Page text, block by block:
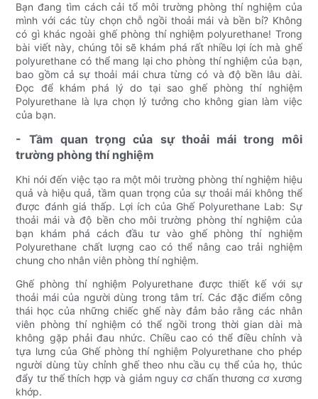
Bạn đang tìm cách cải tổ môi trường phòng thí nghiệm của
mình với các tùy chọn chỗ ngồi thoải mái và bền bỉ? Không
có gì khác ngoài ghế phòng thí nghiệm polyurethane! Trong
bài viết này, chúng tôi sẽ khám phá rất nhiều lợi ích mà ghế
polyurethane có thể mang lại cho phòng thí nghiệm của bạn,
bao gồm cả sự thoải mái chưa từng có và độ bền lâu dài.
Đọc để khám phá lý do tại sao ghế phòng thí nghiệm
Polyurethane là lựa chọn lý tưởng cho không gian làm việc
của bạn.
- Tầm quan trọng của sự thoải mái trong môi
trường phòng thí nghiệm
Khi nói đến việc tạo ra một môi trường phòng thí nghiệm hiệu
quả và hiệu quả, tầm quan trọng của sự thoải mái không thể
được đánh giá thấp. Lợi ích của Ghế Polyurethane Lab: Sự
thoải mái và độ bền cho môi trường phòng thí nghiệm của
bạn khám phá cách đầu tư vào ghế phòng thí nghiệm
Polyurethane chất lượng cao có thể nâng cao trải nghiệm
chung cho nhân viên phòng thí nghiệm.
Ghế phòng thí nghiệm Polyurethane được thiết kế với sự
thoải mái của người dùng trong tâm trí. Các đặc điểm công
thái học của những chiếc ghế này đảm bảo rằng các nhân
viên phòng thí nghiệm có thể ngồi trong thời gian dài mà
không gặp phải đau nhức. Chiều cao có thể điều chỉnh và
tựa lưng của Ghế phòng thí nghiệm Polyurethane cho phép
người dùng tùy chỉnh ghế theo nhu cầu cụ thể của họ, thúc
đẩy tư thế thích hợp và giảm nguy cơ chấn thương cơ xương
khớp.